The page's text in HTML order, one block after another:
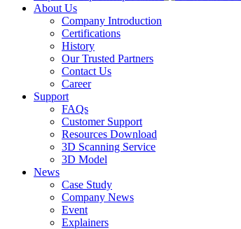
About Us
Company Introduction
Certifications
History
Our Trusted Partners
Contact Us
Career
Support
FAQs
Customer Support
Resources Download
3D Scanning Service
3D Model
News
Case Study
Company News
Event
Explainers